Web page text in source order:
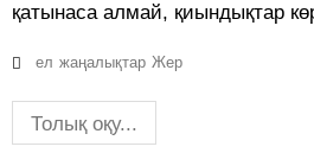
қатынаса алмай, қиындықтар
ел жаңалықтар Жер
Толық оқу...